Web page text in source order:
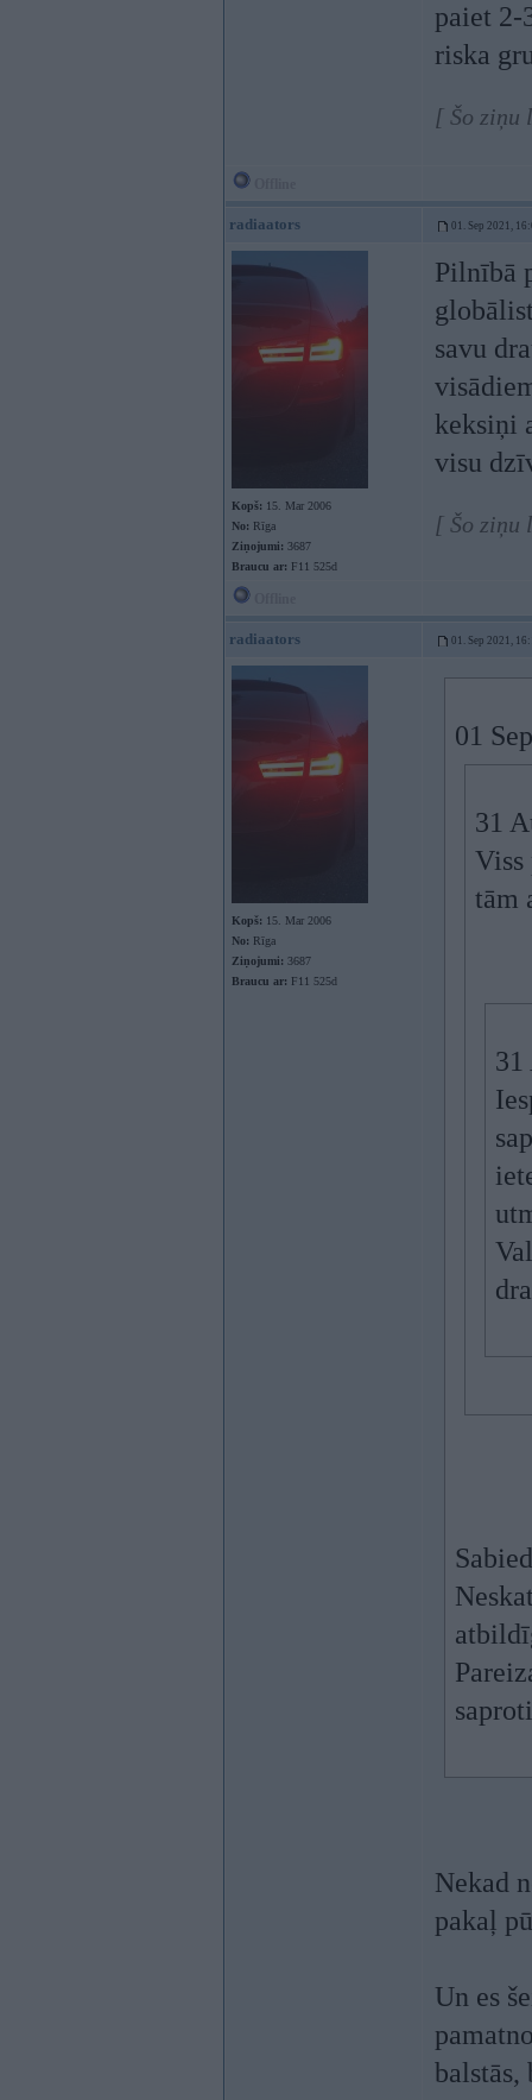
paiet 2-
riska
[ Šo ziņu
radiaators 01. Sep 2021,
Kopš: 15. Mar 2006
No: Rīga
Ziņojumi: 3687
Braucu ar: F11 525d
Pilnībā
savu
keksiņi
visu
[ Šo ziņu
radiaators 01. Sep 2021,
Kopš: 15. Mar 2006
No: Rīga
Ziņojumi: 3687
Braucu ar: F11 525d
01
31
Viss
tām
31
Nekad
pakaļ
Un es
balstās,